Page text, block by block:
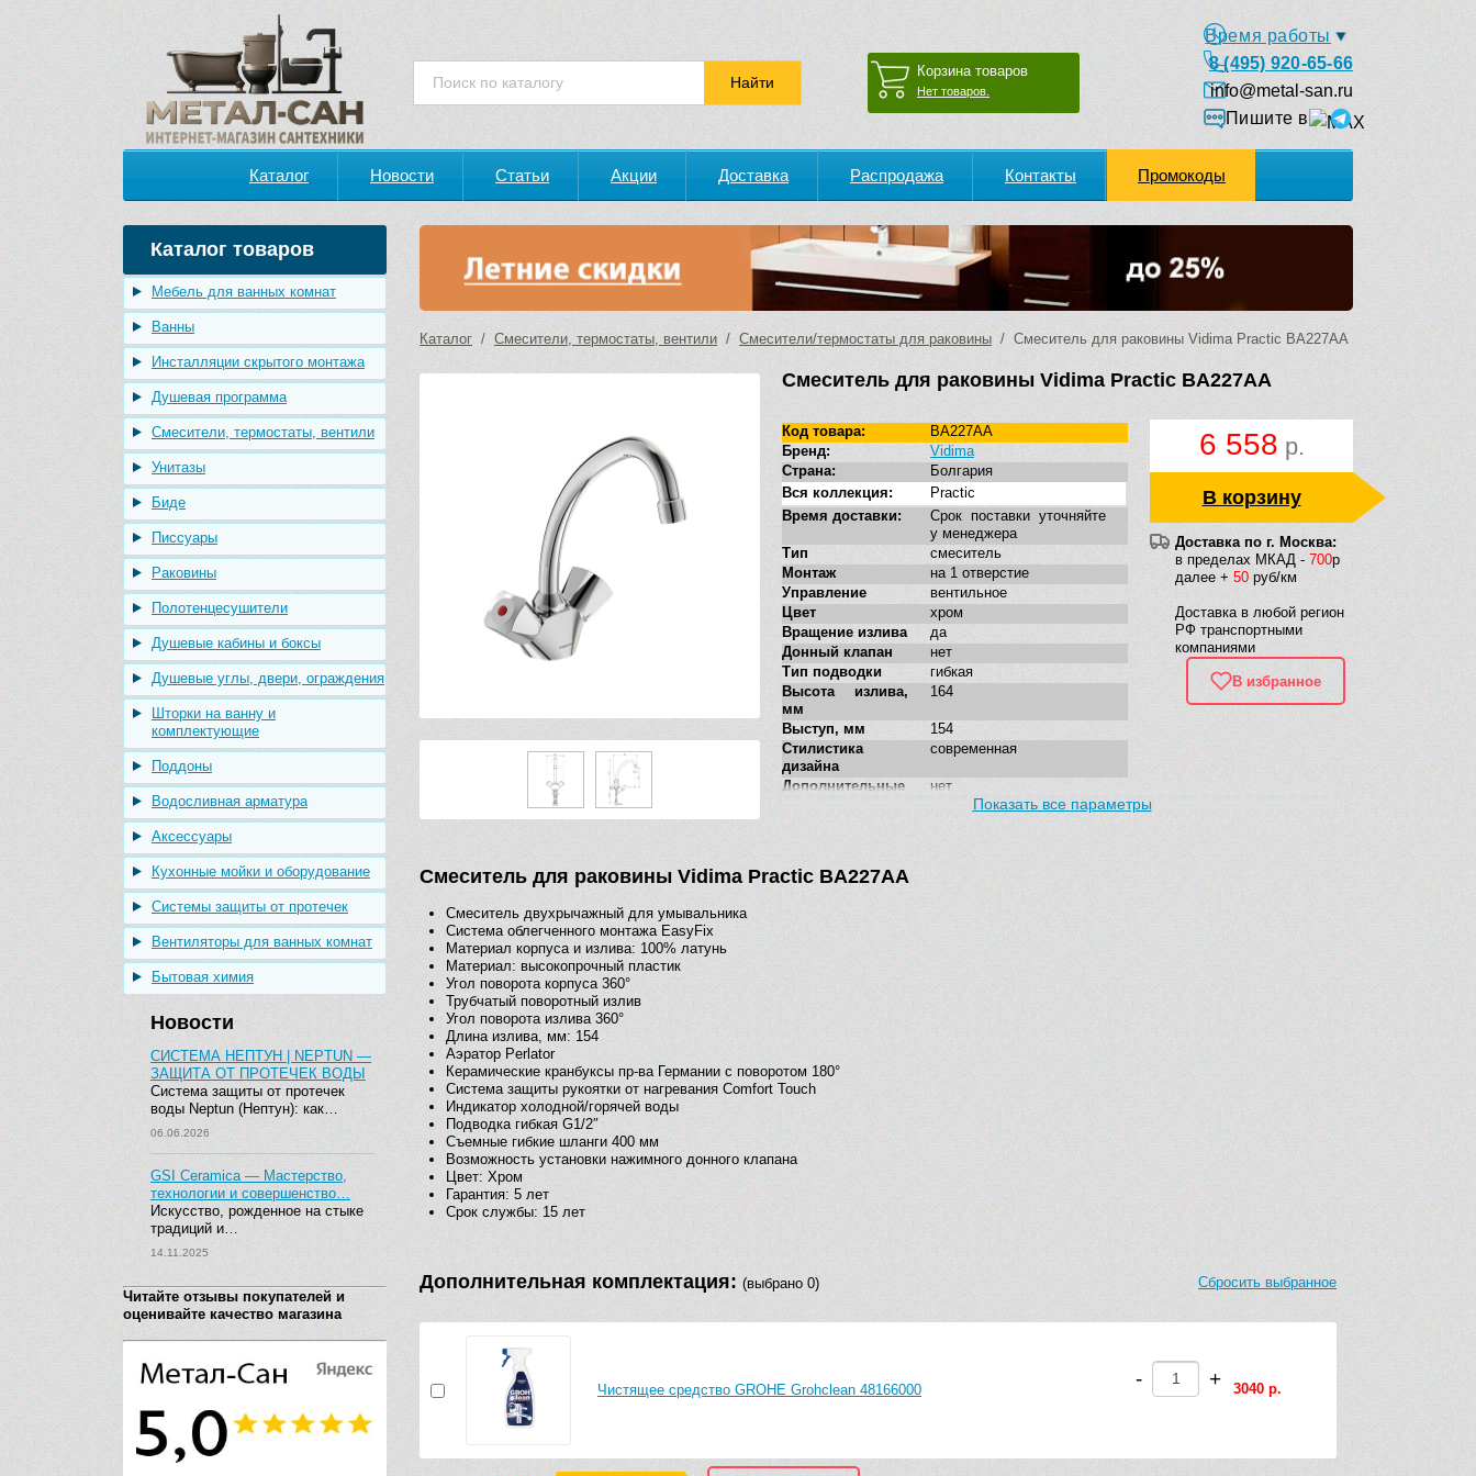
Корзина товаров
Нет товаров.
Время работы
8 (495) 920-65-66
info@metal-san.ru
Пишите в
Каталог Новости Статьи Акции Доставка Распродажа Контакты Промокоды
Каталог товаров
Мебель для ванных комнат
Ванны
Инсталляции скрытого монтажа
Душевая программа
Смесители, термостаты, вентили
Унитазы
Биде
Писсуары
Раковины
Полотенцесушители
Душевые кабины и боксы
Душевые углы, двери, ограждения
Шторки на ванну и
комплектующие
Поддоны
Водосливная арматура
Аксессуары
Кухонные мойки и оборудование
Системы защиты от протечек
Вентиляторы для ванных комнат
Бытовая химия
Новости
СИСТЕМА НЕПТУН | NEPTUN —
ЗАЩИТА ОТ ПРОТЕЧЕК ВОДЫ
Система защиты от протечек
воды Neptun (Нептун): как…
06.06.2026
GSI Ceramica — Мастерство,
технологии и совершенство…
Искусство, рожденное на стыке
традиций и…
14.11.2025
Читайте отзывы покупателей и
оценивайте качество магазина
Каталог / Смесители, термостаты, вентили / Смесители/термостаты для раковины / Смеситель для раковины Vidima Practic BA227AA
Смеситель для раковины Vidima Practic BA227AA
6 558 р.
В корзину
Доставка по г. Москва:
в пределах МКАД - 700р
далее + 50 руб/км
Доставка в любой регион
РФ транспортными
компаниями
В избранное
Код товара:
BA227AA
Бренд:
Vidima
Страна:
Болгария
Вся коллекция:
Practic
Время доставки:
Срок поставки уточняйте
у менеджера
Тип
смеситель
Монтаж
на 1 отверстие
Управление
вентильное
Цвет
хром
Вращение излива
да
Донный клапан
нет
Тип подводки
гибкая
Высота излива,
мм
164
Выступ, мм
154
Стилистика
дизайна
современная
Дополнительные
нет
Показать все параметры
Смеситель для раковины Vidima Practic BA227AA
Смеситель двухрычажный для умывальника
Система облегченного монтажа EasyFix
Материал корпуса и излива: 100% латунь
Материал: высокопрочный пластик
Угол поворота корпуса 360°
Трубчатый поворотный излив
Угол поворота излива 360°
Длина излива, мм: 154
Аэратор Perlator
Керамические кранбуксы пр-ва Германии с поворотом 180°
Система защиты рукоятки от нагревания Comfort Touch
Индикатор холодной/горячей воды
Подводка гибкая G1/2″
Съемные гибкие шланги 400 мм
Возможность установки нажимного донного клапана
Цвет: Хром
Гарантия: 5 лет
Срок службы: 15 лет
Дополнительная комплектация: (выбрано 0) Сбросить выбранное
Чистящее средство GROHE Grohclean 48166000 - + 3040 р.